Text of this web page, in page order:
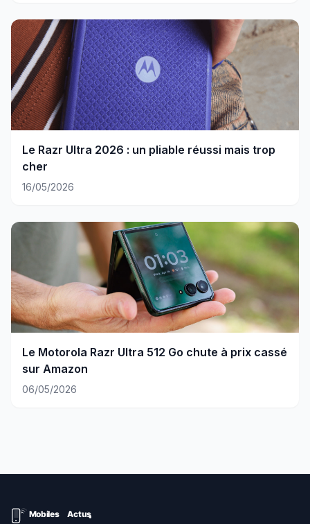
Le Razr Ultra 2026 : un pliable réussi mais trop
cher
16/05/2026
Le Motorola Razr Ultra 512 Go chute à prix cassé
sur Amazon
06/05/2026